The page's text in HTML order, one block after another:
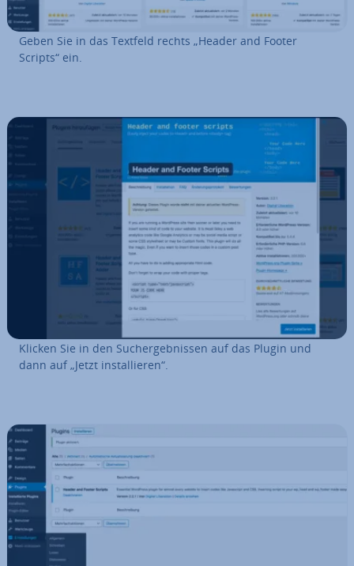
Geben Sie in das Textfeld rechts „Header and Footer
Scripts“ ein.
Klicken Sie in den Such­ergeb­nis­sen auf das Plugin und
dann auf „Jetzt in­stal­lie­ren“.